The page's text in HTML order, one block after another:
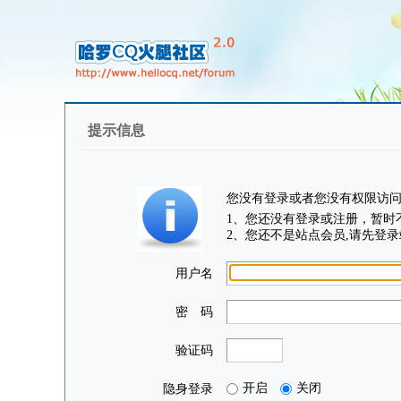
提示信息
您没有登录或者您没有权限访
1、您还没有登录或注册，暂时
2、您还不是站点会员,请先登
用户名
密 码
验证码
隐身登录 开启 关闭